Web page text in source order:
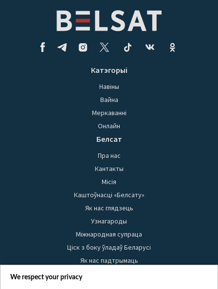
Катэгорыі
Навіны
Вайна
Меркаванні
Онлайн
Белсат
Пра нас
Кантакты
Місія
Каштоўнасці «Белсату»
Як нас глядзець
Узнагароды
Міжнародная супраца
Ціск з боку ўладаў Беларусі
Як нас падтрымаць
Правілы выкарыстання матэрыялаў
We respect your privacy